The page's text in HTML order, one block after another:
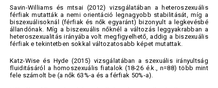
Savin-Williams és mtsai (2012) vizsgálatában a heteroszexuális
férfiak mutatták a nemi orientáció legnagyobb stabilitását, míg a
biszexuálisoknál (férfiak és nők egyaránt) bizonyult a legkevésbé
állandónak. Míg a biszexuális nőknél a változás leggyakrabban a
heteroszexualitás irányába volt megfigyelhető, addig a biszexuális
férfiak e tekintetben sokkal változatosabb képet mutattak.
Katz-Wise és Hyde (2015) vizsgálatában a szexuális irányultság
fluiditásáról a homoszexuális fiatalok (18-26 é.k., n=88) több mint
fele számolt be (a nők 63%-a és a férfiak 50%-a).